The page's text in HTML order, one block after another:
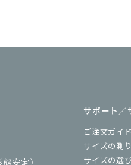
態安定）
サポート／
ご注文ガイド
サイズの測
サイズの選